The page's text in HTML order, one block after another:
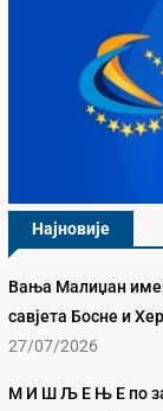
Најновије
Вања Малиџан
савјета Босне и
27/07/2026
М И Ш Љ Е Њ Е по